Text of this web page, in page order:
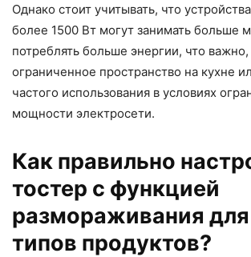
Однако стоит учитывать, что
более 1500 Вт могут занимать больше
потреблять больше энергии, что важно,
ограниченное пространство на кухне
частого использования в условиях
мощности электросети.
Как правильно
тостер с функцией
размораживания
типов продуктов?